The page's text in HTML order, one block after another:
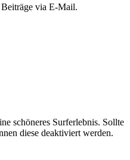
via E-Mail.
schöneres Surferlebnis. Sollte
diese deaktiviert werden.